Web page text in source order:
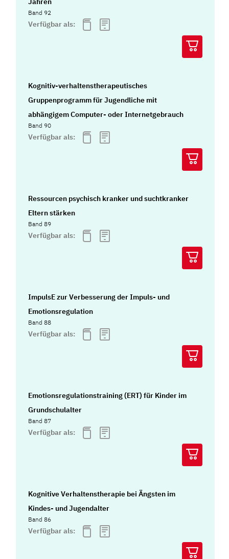
Band 92
Verfügbar als:
Kognitiv-verhaltenstherapeutisches
Gruppenprogramm für Jugendliche mit
abhängigem Computer- oder Internetgebrauch
Band 90
Verfügbar als:
Ressourcen psychisch kranker und suchtkranker
Eltern stärken
Band 89
Verfügbar als:
ImpulsE zur Verbesserung der Impuls- und
Emotionsregulation
Band 88
Verfügbar als:
Emotionsregulationstraining (ERT) für Kinder im
Grundschulalter
Band 87
Verfügbar als:
Kognitive Verhaltenstherapie bei Ängsten im
Kindes- und Jugendalter
Band 86
Verfügbar als: